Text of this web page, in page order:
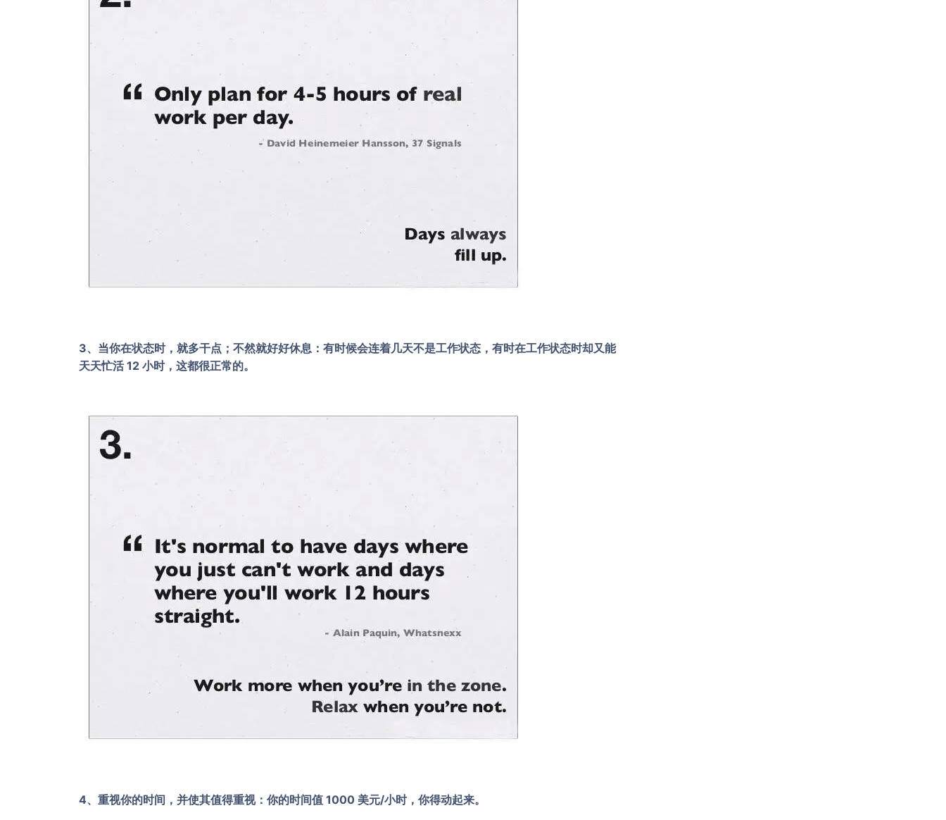
3、当你在状态时，就多干点；不然就好好休息：有时候会连着几天不是工作状态，有时在工作状态时却又能
天天忙活 12 小时，这都很正常的。
4、重视你的时间，并使其值得重视：你的时间值 1000 美元/小时，你得动起来。